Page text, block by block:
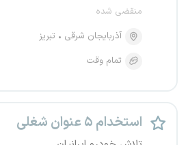
منقضی شده
آذربایجان شرقی
تبریز
تمام وقت
استخدام ۵ عنوان شغلی